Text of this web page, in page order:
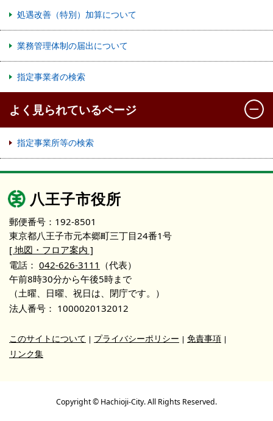
処遇改善（特別）加算について
業務管理体制の届出について
指定事業者の検索
よく見られているページ
指定事業所等の検索
八王子市役所
郵便番号：192-8501
東京都八王子市元本郷町三丁目24番1号
[ 地図・フロア案内 ]
電話： 042-626-3111 （代表）
午前8時30分から午後5時まで
（土曜、日曜、祝日は、閉庁です。）
法人番号： 1000020132012
このサイトについて プライバシーポリシー
免責事項
リンク集
Copyright © Hachioji-City. All Rights Reserved.